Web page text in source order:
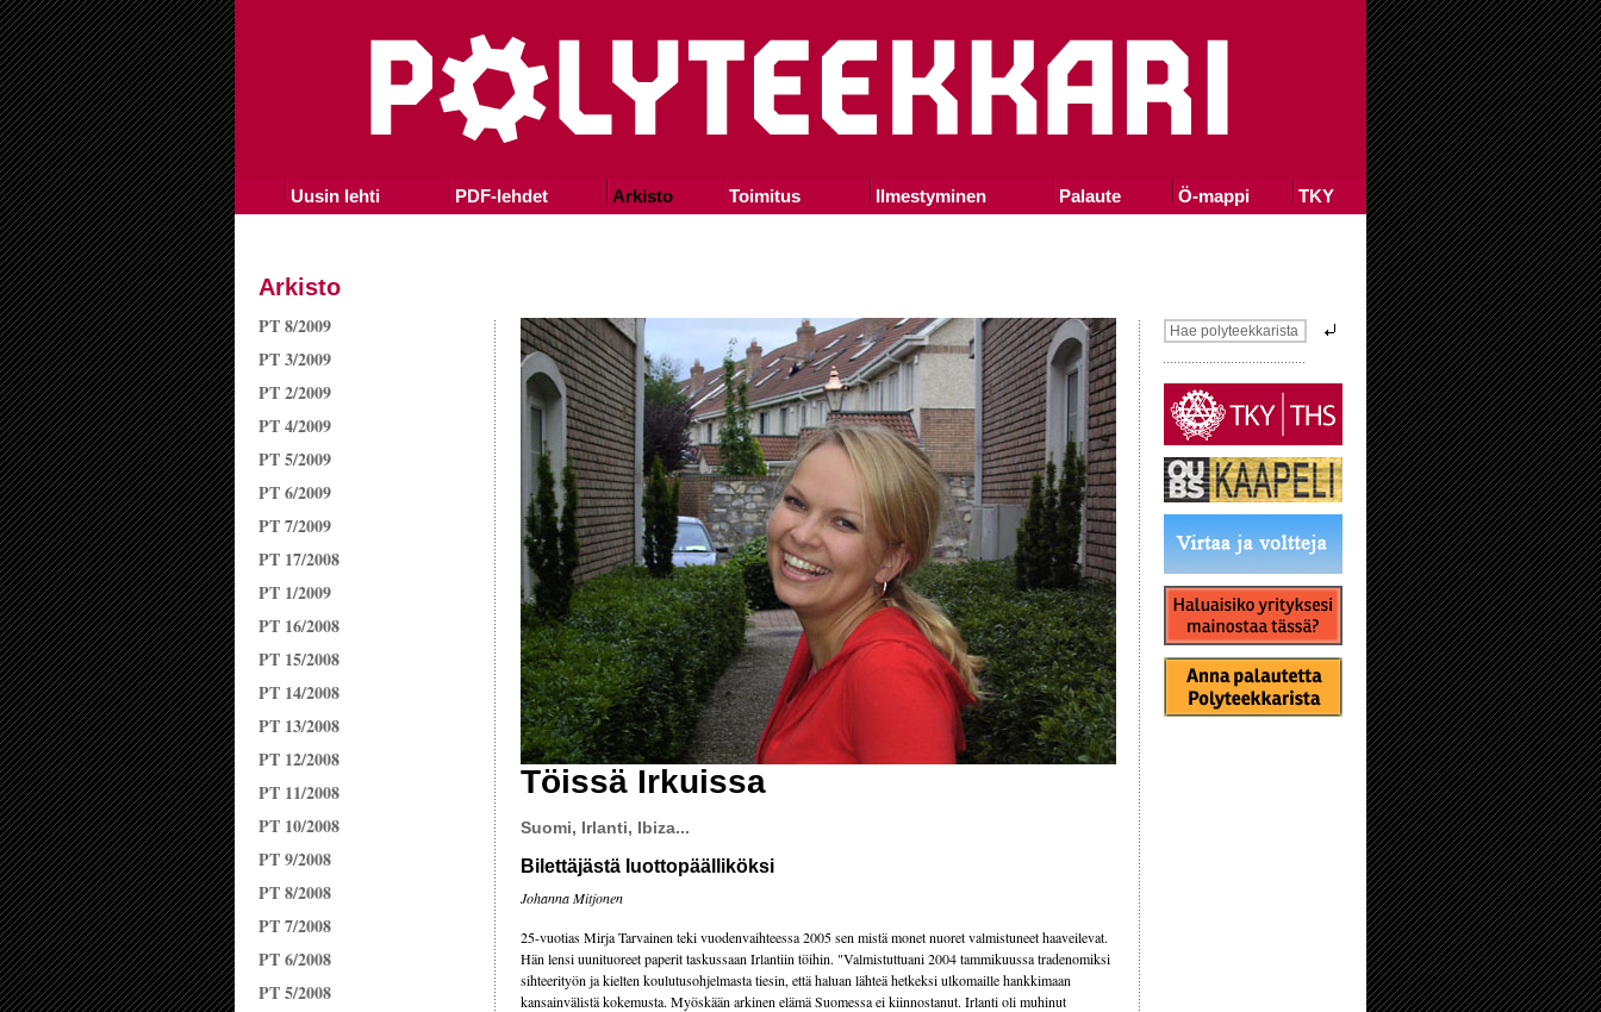
Uusin lehti PDF-lehdet Arkisto Toimitus Ilmestyminen Palaute Ö-mappi TKY
Arkisto
PT 8/2009
PT 3/2009
PT 2/2009
PT 4/2009
PT 5/2009
PT 6/2009
PT 7/2009
PT 17/2008
PT 1/2009
PT 16/2008
PT 15/2008
PT 14/2008
PT 13/2008
PT 12/2008
PT 11/2008
PT 10/2008
PT 9/2008
PT 8/2008
PT 7/2008
PT 6/2008
PT 5/2008
Töissä Irkuissa
Suomi, Irlanti, Ibiza...
Bilettäjästä luottopäälliköksi
Johanna Mitjonen
25-vuotias Mirja Tarvainen teki vuodenvaihteessa 2005 sen mistä monet nuoret valmistuneet haaveilevat.
Hän lensi uunituoreet paperit taskussaan Irlantiin töihin. "Valmistuttuani 2004 tammikuussa tradenomiksi
sihteerityön ja kielten koulutusohjelmasta tiesin, että haluan lähteä hetkeksi ulkomaille hankkimaan
kansainvälistä kokemusta. Myöskään arkinen elämä Suomessa ei kiinnostanut. Irlanti oli muhinut